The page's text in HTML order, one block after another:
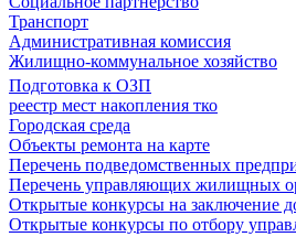
Транспорт
Административная комиссия
Жилищно-коммунальное хозяйство
Подготовка к ОЗП
реестр мест накопления тко
Городская среда
Объекты ремонта на карте
Перечень подведомственных
Перечень управляющих жилищных
Открытые конкурсы на заключение
Открытые конкурсы по отбору